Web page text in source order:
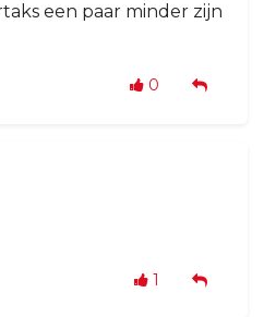
een paar minder zijn
0
1